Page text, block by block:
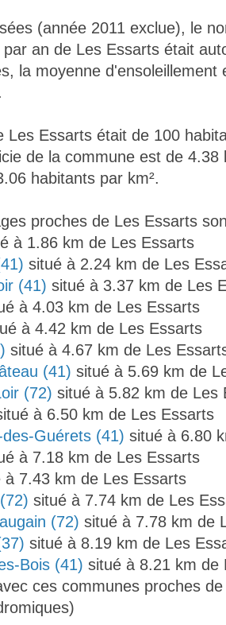
(année 2011 exclue), le
an de Les Essarts était
la moyenne d'ensoleillement
Les Essarts était de 100
de la commune est de 4.38
habitants par km².
proches de Les Essarts
à 1.86 km de Les Essarts
situé à 2.24 km de Les
(41) situé à 3.37 km de Les
à 4.03 km de Les Essarts
à 4.42 km de Les Essarts
situé à 4.67 km de Les
(41) situé à 5.69 km de
(72) situé à 5.82 km de Les
à 6.50 km de Les Essarts
Guérets (41) situé à 6.80
à 7.18 km de Les Essarts
à 7.43 km de Les Essarts
situé à 7.74 km de Les
(72) situé à 7.78 km de
situé à 8.19 km de Les
Bois (41) situé à 8.21 km de
ces communes proches